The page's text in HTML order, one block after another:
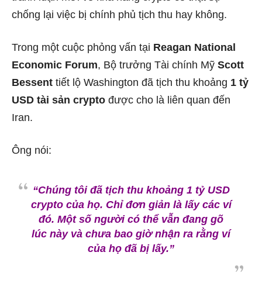
chống lại việc bị chính phủ tịch thu hay không.
Trong một cuộc phỏng vấn tại Reagan National
Economic Forum, Bộ trưởng Tài chính Mỹ Scott
Bessent tiết lộ Washington đã tịch thu khoảng 1 tỷ
USD tài sản crypto được cho là liên quan đến
Iran.
Ông nói:
“Chúng tôi đã tịch thu khoảng 1 tỷ USD
crypto của họ. Chỉ đơn giản là lấy các ví
đó. Một số người có thể vẫn đang gõ
lúc này và chưa bao giờ nhận ra rằng ví
của họ đã bị lấy.”